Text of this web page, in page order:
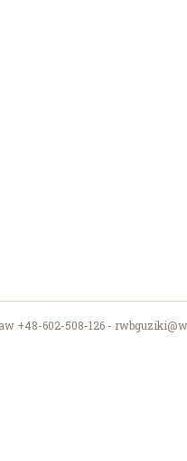
+48-602-508-126 -